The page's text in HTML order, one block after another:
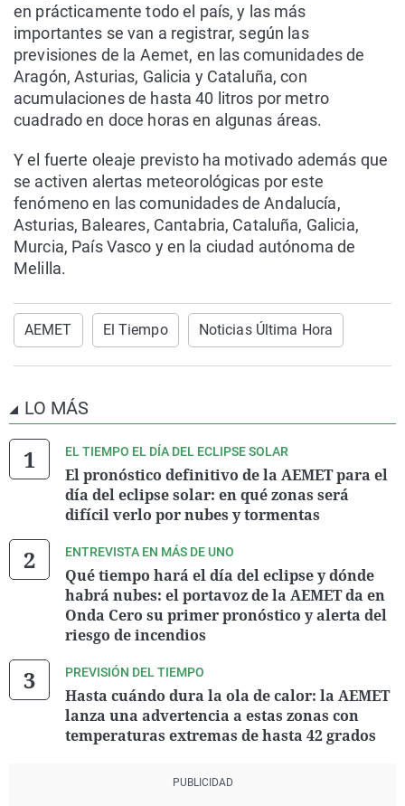
en prácticamente todo el país, y las más
importantes se van a registrar, según las
previsiones de la Aemet, en las comunidades de
Aragón, Asturias, Galicia y Cataluña, con
acumulaciones de hasta 40 litros por metro
cuadrado en doce horas en algunas áreas.
Y el fuerte oleaje previsto ha motivado además que
se activen alertas meteorológicas por este
fenómeno en las comunidades de Andalucía,
Asturias, Baleares, Cantabria, Cataluña, Galicia,
Murcia, País Vasco y en la ciudad autónoma de
Melilla.
AEMET El Tiempo Noticias Última Hora
LO MÁS
EL TIEMPO EL DÍA DEL ECLIPSE SOLAR
El pronóstico definitivo de la AEMET para el
día del eclipse solar: en qué zonas será
difícil verlo por nubes y tormentas
ENTREVISTA EN MÁS DE UNO
Qué tiempo hará el día del eclipse y dónde
habrá nubes: el portavoz de la AEMET da en
Onda Cero su primer pronóstico y alerta del
riesgo de incendios
PREVISIÓN DEL TIEMPO
Hasta cuándo dura la ola de calor: la AEMET
lanza una advertencia a estas zonas con
temperaturas extremas de hasta 42 grados